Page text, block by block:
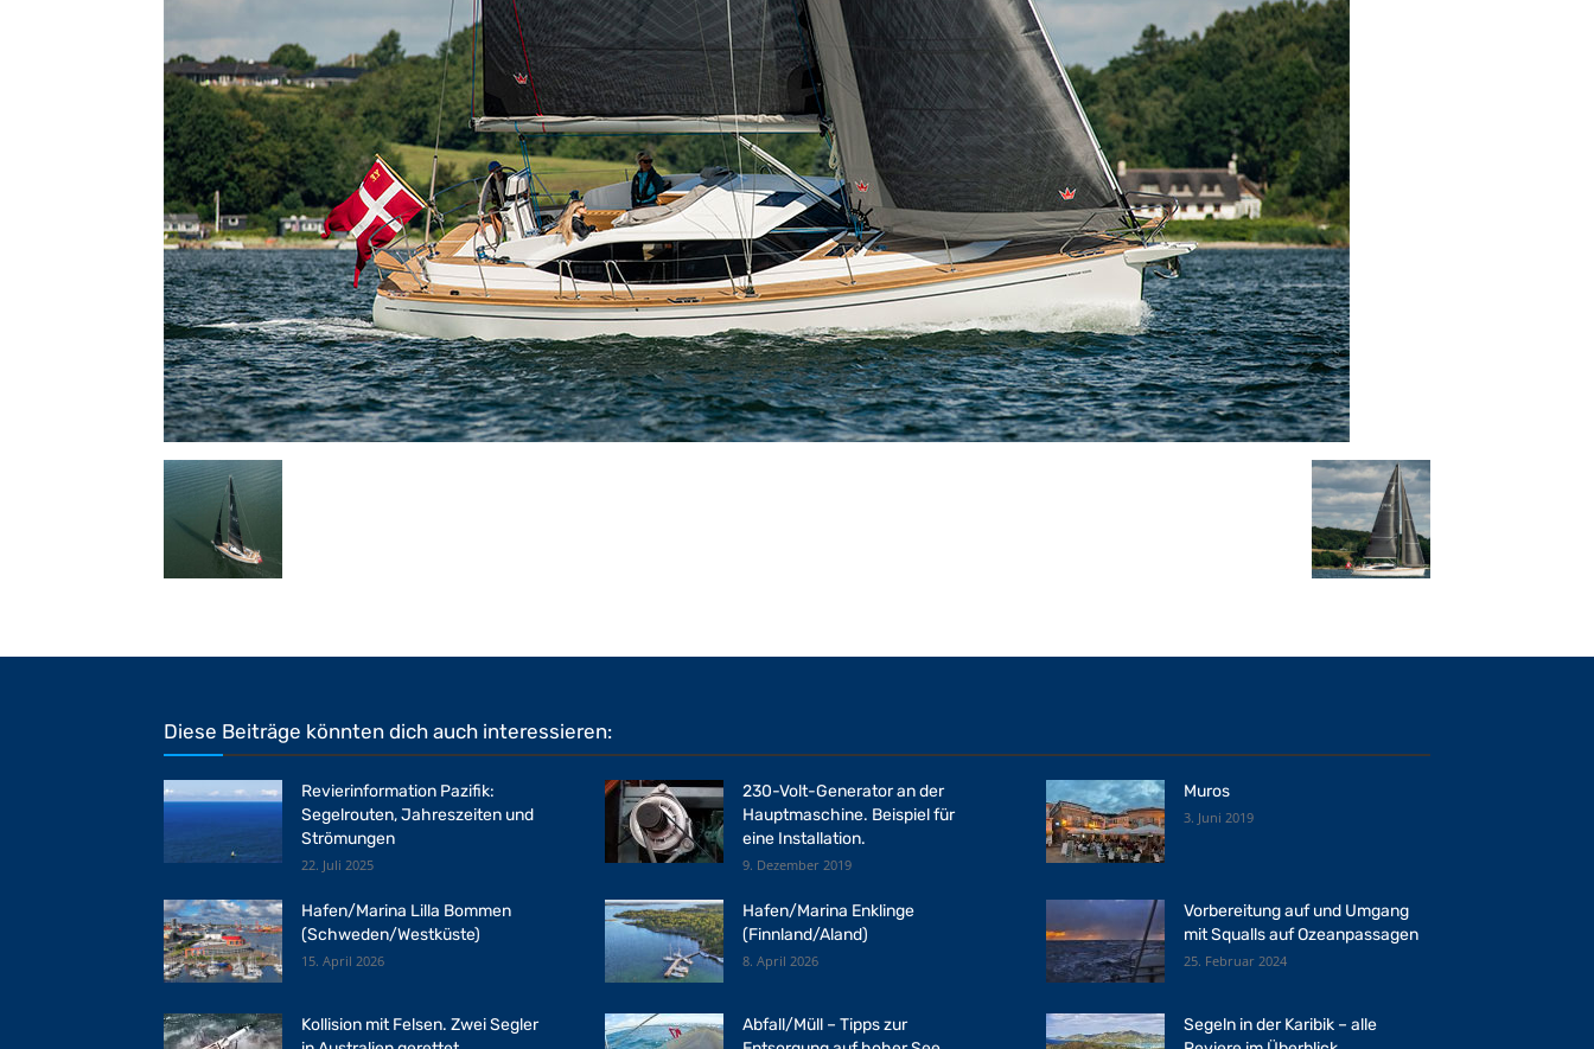
Diese Beiträge könnten dich auch interessieren:
Revierinformation Pazifik:
Segelrouten, Jahreszeiten und
Strömungen
22. Juli 2025
230-Volt-Generator an der
Hauptmaschine. Beispiel für
eine Installation.
9. Dezember 2019
Muros
3. Juni 2019
Hafen/Marina Lilla Bommen
(Schweden/Westküste)
15. April 2026
Hafen/Marina Enklinge
(Finnland/Aland)
8. April 2026
Vorbereitung auf und Umgang
mit Squalls auf Ozeanpassagen
25. Februar 2024
Kollision mit Felsen. Zwei Segler
Abfall/Müll – Tipps zur
Segeln in der Karibik – alle